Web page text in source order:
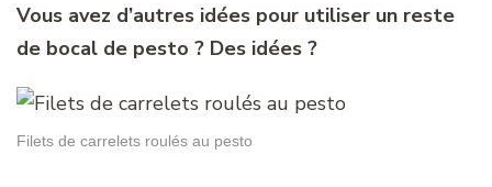
Vous avez d’autres idées pour utiliser un reste
de bocal de pesto ? Des idées ?
Filets de carrelets roulés au pesto